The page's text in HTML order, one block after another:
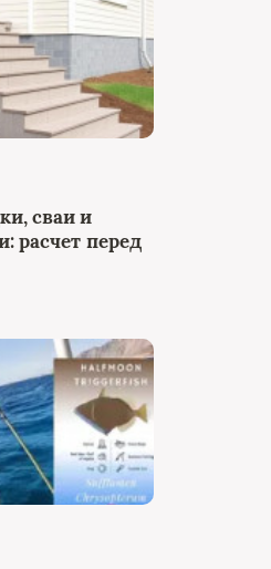
сваи и
расчет перед